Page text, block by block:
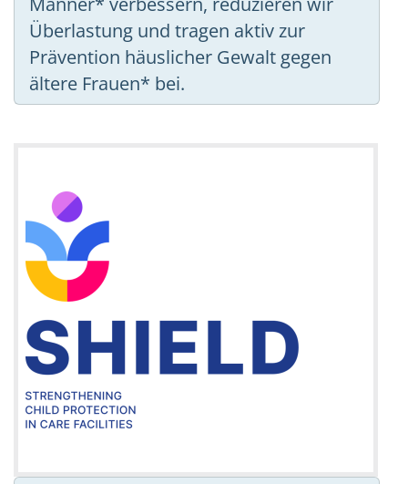
Überlastung und tragen aktiv zur
Prävention häuslicher Gewalt gegen
ältere Frauen* bei.